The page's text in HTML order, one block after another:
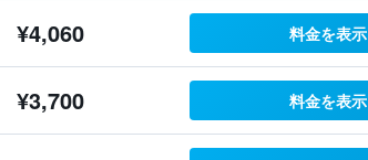
¥4,060 料金を表示
¥3,700 料金を表示